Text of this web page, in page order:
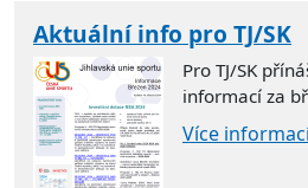
Aktuální info pro TJ/SK
Pro TJ/SK
informací za
Více